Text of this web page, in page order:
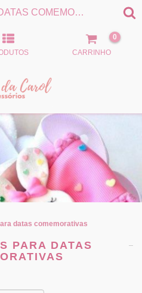
ACESSÓRIOS PARA DATAS COMEMORATIVAS
CARRINHO
0
datas comemorativas
PARA DATAS